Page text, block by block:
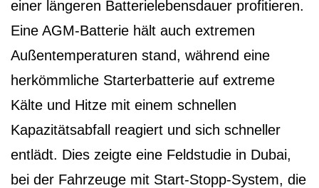
einer längeren Batterielebensdauer profitieren.
Eine AGM-Batterie hält auch extremen
Außentemperaturen stand, während eine
herkömmliche Starterbatterie auf extreme
Kälte und Hitze mit einem schnellen
Kapazitätsabfall reagiert und sich schneller
entlädt. Dies zeigte eine Feldstudie in Dubai,
bei der Fahrzeuge mit Start-Stopp-System, die